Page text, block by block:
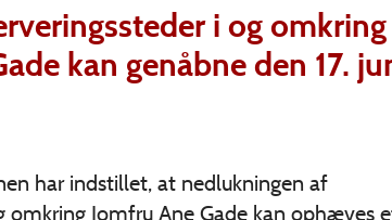
i og omkring
kan genåbne den 17.
har indstillet, at nedlukningen af
omkring Jomfru Ane Gade kan ophæves